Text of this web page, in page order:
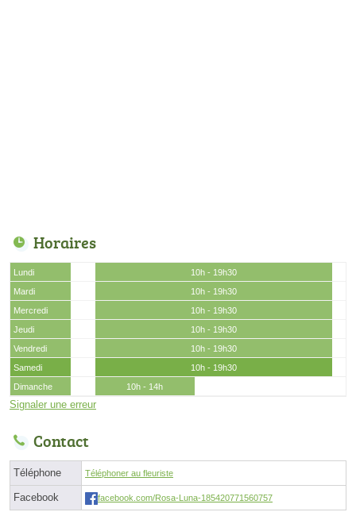
Horaires
Lundi
10h - 19h30
Mardi
10h - 19h30
Mercredi
10h - 19h30
Jeudi
10h - 19h30
Vendredi
10h - 19h30
Samedi
10h - 19h30
Dimanche
10h - 14h
Signaler une erreur
Contact
Téléphone Téléphoner au fleuriste
Facebook facebook.com/Rosa-Luna-185420771560757